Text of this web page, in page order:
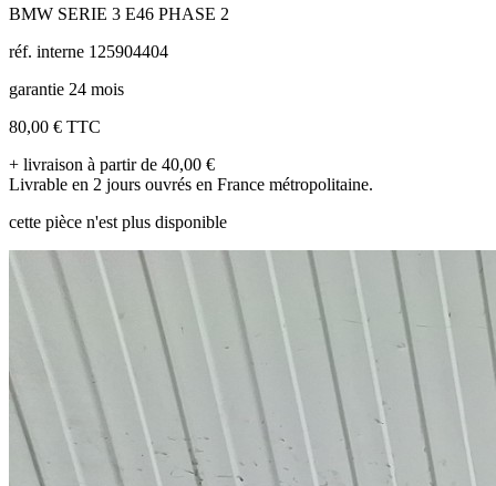
BMW SERIE 3 E46 PHASE 2
réf. interne 125904404
garantie 24 mois
80,00 € TTC
+ livraison à partir de 40,00 €
Livrable en 2 jours ouvrés en France métropolitaine.
cette pièce n'est plus disponible